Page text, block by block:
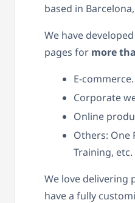
based in
We have
pages for more
E-commerce.
Corporate
Online
Others: One
Training, etc.
We love delivering
have a fully